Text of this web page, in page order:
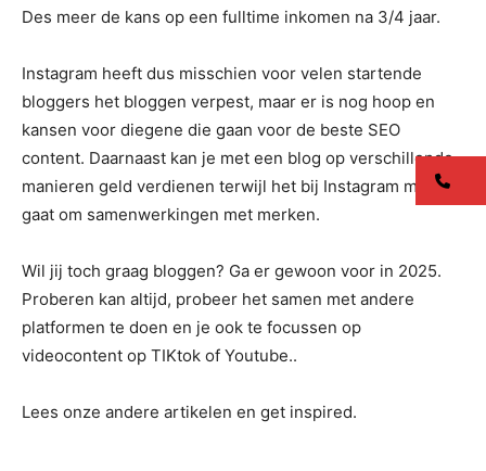
Des meer de kans op een fulltime inkomen na 3/4 jaar.
Instagram heeft dus misschien voor velen startende
bloggers het bloggen verpest, maar er is nog hoop en
kansen voor diegene die gaan voor de beste SEO
content. Daarnaast kan je met een blog op verschillende
manieren geld verdienen terwijl het bij Instagram meestal
gaat om samenwerkingen met merken.
Wil jij toch graag bloggen? Ga er gewoon voor in 2025.
Proberen kan altijd, probeer het samen met andere
platformen te doen en je ook te focussen op
videocontent op TIKtok of Youtube..
Lees onze andere artikelen en get inspired.